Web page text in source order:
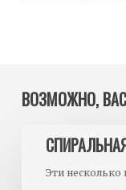
ВОЗМОЖНО,
Спиральная
Эти несколько